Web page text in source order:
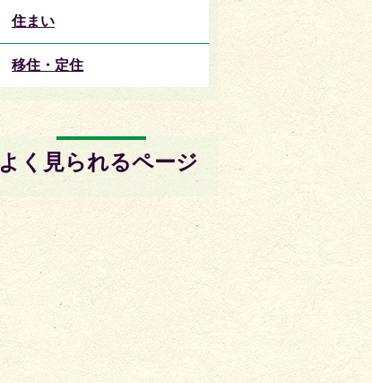
住まい
移住・定住
よく見られるページ